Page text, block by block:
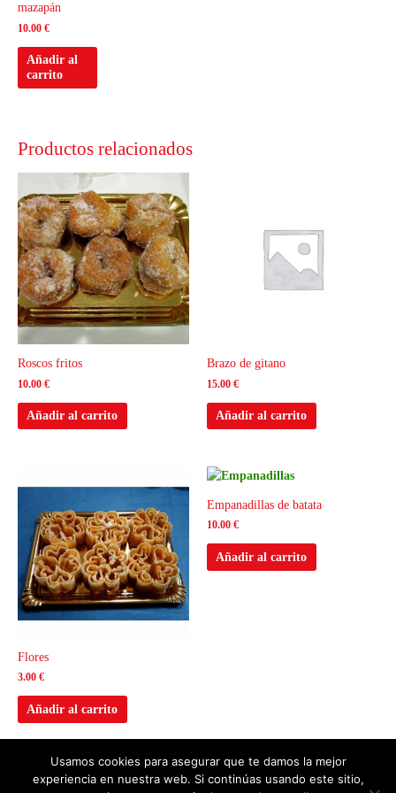
mazapán
10.00 €
Añadir al
carrito
Productos relacionados
Roscos fritos
10.00 €
Añadir al carrito
Brazo de gitano
15.00 €
Añadir al carrito
Flores
3.00 €
Añadir al carrito
Empanadillas de batata
10.00 €
Añadir al carrito
Usamos cookies para asegurar que te damos la mejor
experiencia en nuestra web. Si continúas usando este sitio,